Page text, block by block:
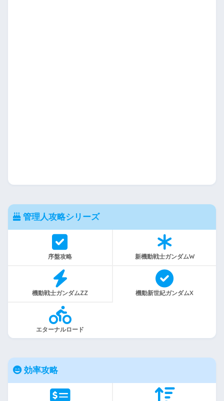
管理人攻略シリーズ
序盤攻略 新機動戦士ガンダムW
機動戦士ガンダムZZ 機動新世紀ガンダムX
エターナルロード
効率攻略